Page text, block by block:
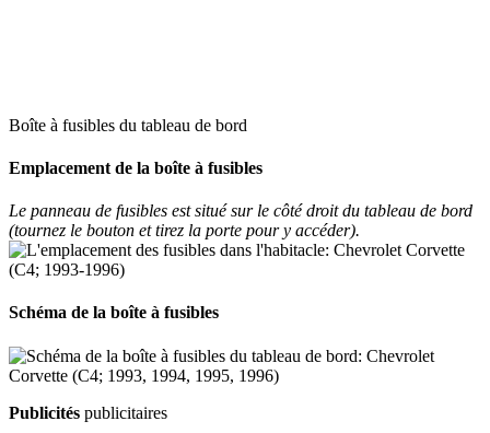
Boîte à fusibles du tableau de bord
Emplacement de la boîte à fusibles
Le panneau de fusibles est situé sur le côté droit du tableau de bord
(tournez le bouton et tirez la porte pour y accéder).
Schéma de la boîte à fusibles
Publicités publicitaires